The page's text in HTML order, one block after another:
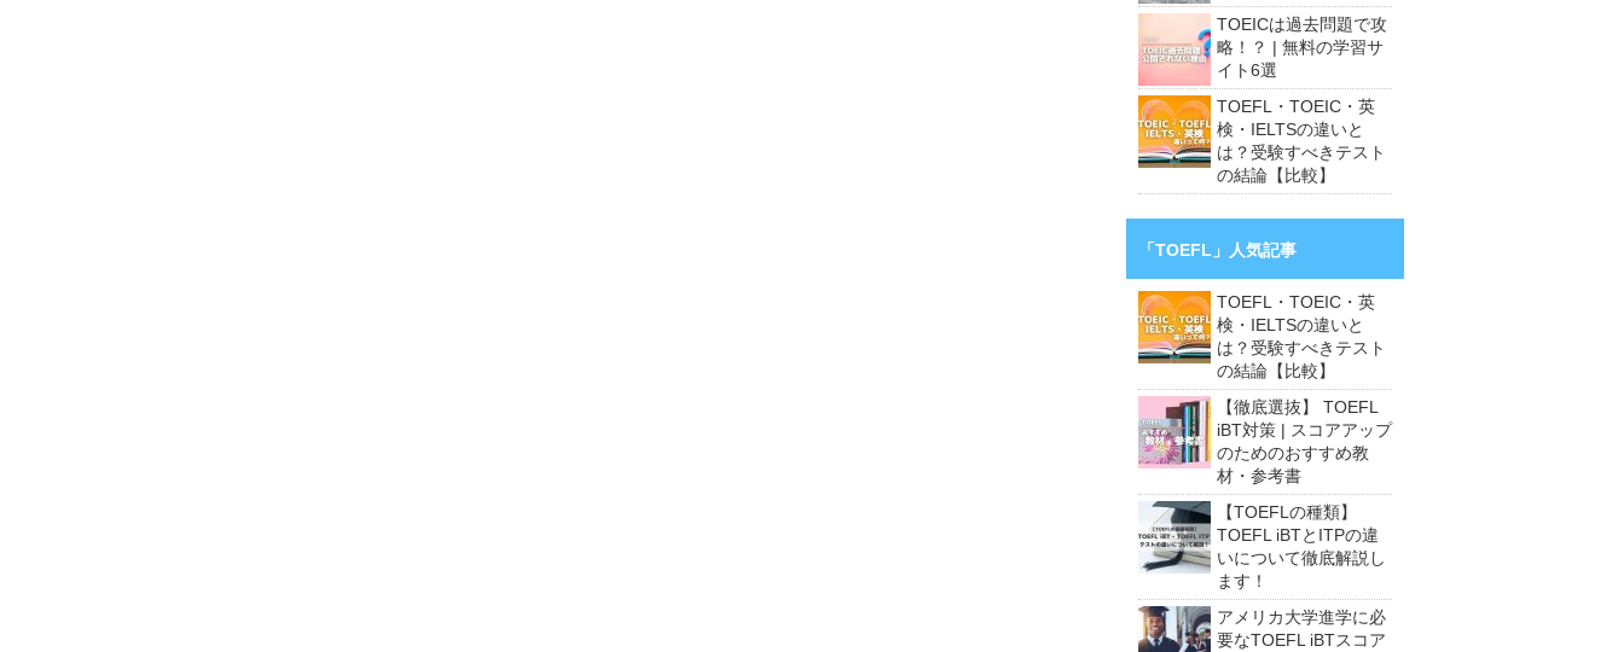
TOEICは過去問題で攻
略！？ | 無料の学習サ
イト6選
TOEFL・TOEIC・英
検・IELTSの違いと
は？受験すべきテスト
の結論【比較】
「TOEFL」人気記事
TOEFL・TOEIC・英
検・IELTSの違いと
は？受験すべきテスト
の結論【比較】
【徹底選抜】 TOEFL
iBT対策 | スコアアップ
のためのおすすめ教
材・参考書
【TOEFLの種類】
TOEFL iBTとITPの違
いについて徹底解説し
ます！
アメリカ大学進学に必
要なTOEFL iBTスコア